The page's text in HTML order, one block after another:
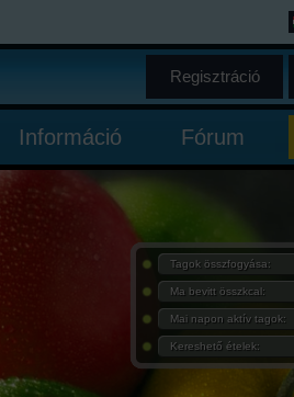
Regisztráció
Információ Fórum
Tagok összfogyása:
Ma bevitt összkcal:
Mai napon aktív tagok:
Kereshető ételek: